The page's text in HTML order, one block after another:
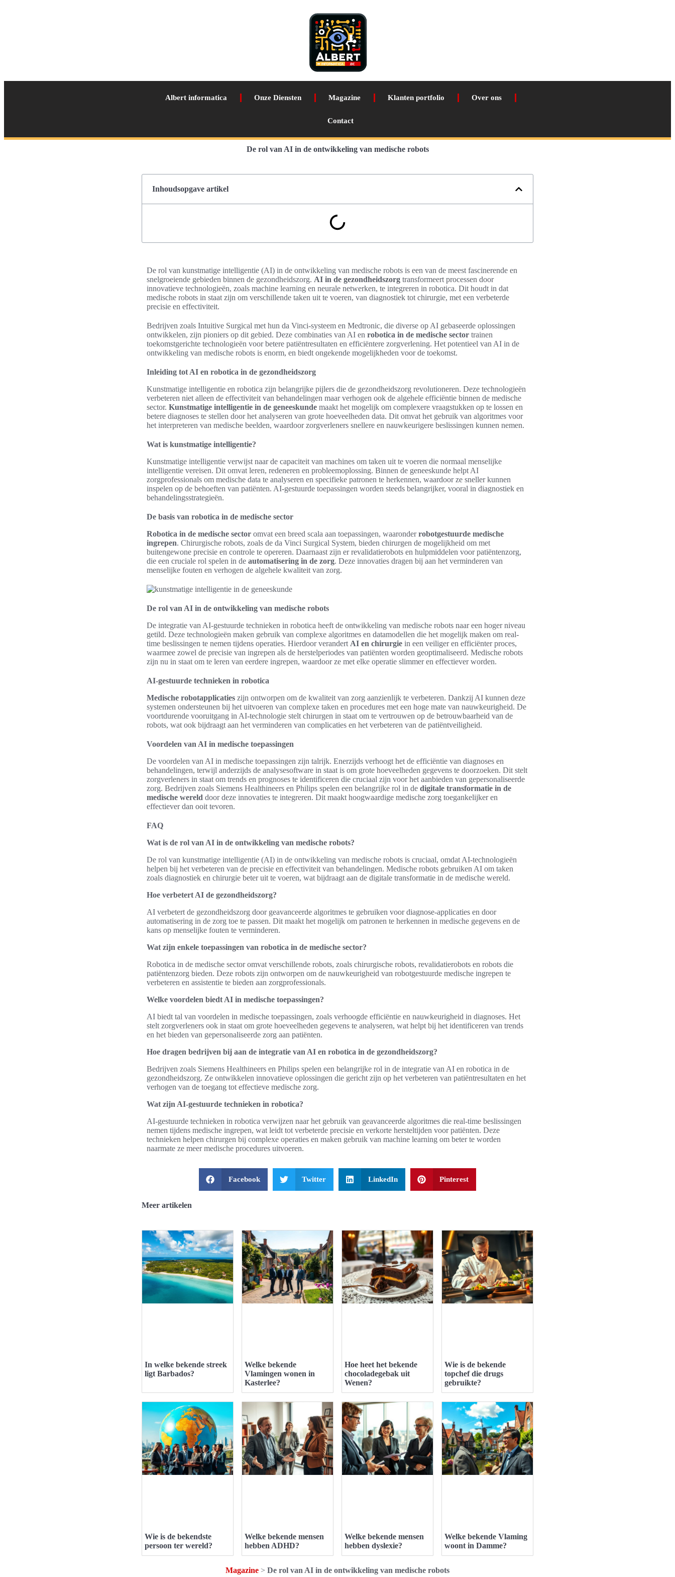
Albert informatica Onze Diensten Magazine Klanten portfolio Over ons
Contact
De rol van AI in de ontwikkeling van medische robots
Inhoudsopgave artikel
De rol van kunstmatige intelligentie (AI) in de ontwikkeling van medische robots is een van de meest fascinerende en
snelgroeiende gebieden binnen de gezondheidszorg. AI in de gezondheidszorg transformeert processen door
innovatieve technologieën, zoals machine learning en neurale netwerken, te integreren in robotica. Dit houdt in dat
medische robots in staat zijn om verschillende taken uit te voeren, van diagnostiek tot chirurgie, met een verbeterde
precisie en effectiviteit.
Bedrijven zoals Intuitive Surgical met hun da Vinci-systeem en Medtronic, die diverse op AI gebaseerde oplossingen
ontwikkelen, zijn pioniers op dit gebied. Deze combinaties van AI en robotica in de medische sector trainen
toekomstgerichte technologieën voor betere patiëntresultaten en efficiëntere zorgverlening. Het potentieel van AI in de
ontwikkeling van medische robots is enorm, en biedt ongekende mogelijkheden voor de toekomst.
Inleiding tot AI en robotica in de gezondheidszorg
Kunstmatige intelligentie en robotica zijn belangrijke pijlers die de gezondheidszorg revolutioneren. Deze technologieën
verbeteren niet alleen de effectiviteit van behandelingen maar verhogen ook de algehele efficiëntie binnen de medische
sector. Kunstmatige intelligentie in de geneeskunde maakt het mogelijk om complexere vraagstukken op te lossen en
betere diagnoses te stellen door het analyseren van grote hoeveelheden data. Dit omvat het gebruik van algoritmes voor
het interpreteren van medische beelden, waardoor zorgverleners snellere en nauwkeurigere beslissingen kunnen nemen.
Wat is kunstmatige intelligentie?
Kunstmatige intelligentie verwijst naar de capaciteit van machines om taken uit te voeren die normaal menselijke
intelligentie vereisen. Dit omvat leren, redeneren en probleemoplossing. Binnen de geneeskunde helpt AI
zorgprofessionals om medische data te analyseren en specifieke patronen te herkennen, waardoor ze sneller kunnen
inspelen op de behoeften van patiënten. AI-gestuurde toepassingen worden steeds belangrijker, vooral in diagnostiek en
behandelingsstrategieën.
De basis van robotica in de medische sector
Robotica in de medische sector omvat een breed scala aan toepassingen, waaronderrobotgestuurde medische
ingrepen. Chirurgische robots, zoals de da Vinci Surgical System, bieden chirurgen de mogelijkheid om met
buitengewone precisie en controle te opereren. Daarnaast zijn er revalidatierobots en hulpmiddelen voor patiëntenzorg,
die een cruciale rol spelen in de automatisering in de zorg. Deze innovaties dragen bij aan het verminderen van
menselijke fouten en verhogen de algehele kwaliteit van zorg.
De rol van AI in de ontwikkeling van medische robots
De integratie van AI-gestuurde technieken in robotica heeft de ontwikkeling van medische robots naar een hoger niveau
getild. Deze technologieën maken gebruik van complexe algoritmes en datamodellen die het mogelijk maken om real-
time beslissingen te nemen tijdens operaties. Hierdoor verandert AI en chirurgie in een veiliger en efficiënter proces,
waarmee zowel de precisie van ingrepen als de herstelperiodes van patiënten worden geoptimaliseerd. Medische robots
zijn nu in staat om te leren van eerdere ingrepen, waardoor ze met elke operatie slimmer en effectiever worden.
AI-gestuurde technieken in robotica
Medische robotapplicaties zijn ontworpen om de kwaliteit van zorg aanzienlijk te verbeteren. Dankzij AI kunnen deze
systemen ondersteunen bij het uitvoeren van complexe taken en procedures met een hoge mate van nauwkeurigheid. De
voortdurende vooruitgang in AI-technologie stelt chirurgen in staat om te vertrouwen op de betrouwbaarheid van de
robots, wat ook bijdraagt aan het verminderen van complicaties en het verbeteren van de patiëntveiligheid.
Voordelen van AI in medische toepassingen
De voordelen van AI in medische toepassingen zijn talrijk. Enerzijds verhoogt het de efficiëntie van diagnoses en
behandelingen, terwijl anderzijds de analysesoftware in staat is om grote hoeveelheden gegevens te doorzoeken. Dit stelt
zorgverleners in staat om trends en prognoses te identificeren die cruciaal zijn voor het aanbieden van gepersonaliseerde
zorg. Bedrijven zoals Siemens Healthineers en Philips spelen een belangrijke rol in de digitale transformatie in de
medische wereld door deze innovaties te integreren. Dit maakt hoogwaardige medische zorg toegankelijker en
effectiever dan ooit tevoren.
FAQ
Wat is de rol van AI in de ontwikkeling van medische robots?
De rol van kunstmatige intelligentie (AI) in de ontwikkeling van medische robots is cruciaal, omdat AI-technologieën
helpen bij het verbeteren van de precisie en effectiviteit van behandelingen. Medische robots gebruiken AI om taken
zoals diagnostiek en chirurgie beter uit te voeren, wat bijdraagt aan de digitale transformatie in de medische wereld.
Hoe verbetert AI de gezondheidszorg?
AI verbetert de gezondheidszorg door geavanceerde algoritmes te gebruiken voor diagnose-applicaties en door
automatisering in de zorg toe te passen. Dit maakt het mogelijk om patronen te herkennen in medische gegevens en de
kans op menselijke fouten te verminderen.
Wat zijn enkele toepassingen van robotica in de medische sector?
Robotica in de medische sector omvat verschillende robots, zoals chirurgische robots, revalidatierobots en robots die
patiëntenzorg bieden. Deze robots zijn ontworpen om de nauwkeurigheid van robotgestuurde medische ingrepen te
verbeteren en assistentie te bieden aan zorgprofessionals.
Welke voordelen biedt AI in medische toepassingen?
AI biedt tal van voordelen in medische toepassingen, zoals verhoogde efficiëntie en nauwkeurigheid in diagnoses. Het
stelt zorgverleners ook in staat om grote hoeveelheden gegevens te analyseren, wat helpt bij het identificeren van trends
en het bieden van gepersonaliseerde zorg aan patiënten.
Hoe dragen bedrijven bij aan de integratie van AI en robotica in de gezondheidszorg?
Bedrijven zoals Siemens Healthineers en Philips spelen een belangrijke rol in de integratie van AI en robotica in de
gezondheidszorg. Ze ontwikkelen innovatieve oplossingen die gericht zijn op het verbeteren van patiëntresultaten en het
verhogen van de toegang tot effectieve medische zorg.
Wat zijn AI-gestuurde technieken in robotica?
AI-gestuurde technieken in robotica verwijzen naar het gebruik van geavanceerde algoritmes die real-time beslissingen
nemen tijdens medische ingrepen, wat leidt tot verbeterde precisie en verkorte hersteltijden voor patiënten. Deze
technieken helpen chirurgen bij complexe operaties en maken gebruik van machine learning om beter te worden
naarmate ze meer medische procedures uitvoeren.
Facebook Twitter LinkedIn Pinterest
Meer artikelen
In welke bekende streek
ligt Barbados?
Welke bekende
Vlamingen wonen in
Kasterlee?
Hoe heet het bekende
chocoladegebak uit
Wenen?
Wie is de bekende
topchef die drugs
gebruikte?
Wie is de bekendste
persoon ter wereld?
Welke bekende mensen
hebben ADHD?
Welke bekende mensen
hebben dyslexie?
Welke bekende Vlaming
woont in Damme?
Magazine > De rol van AI in de ontwikkeling van medische robots